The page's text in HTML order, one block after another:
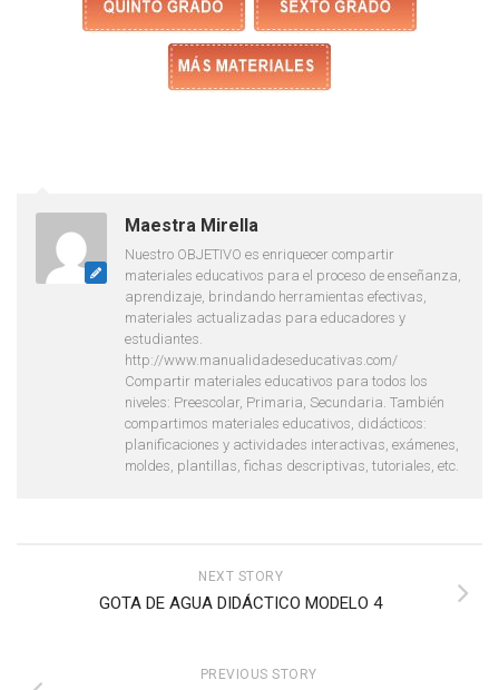
Maestra Mirella
Nuestro OBJETIVO es enriquecer compartir
materiales educativos para el proceso de enseñanza,
aprendizaje, brindando herramientas efectivas,
materiales actualizadas para educadores y
estudiantes.
http://www.manualidadeseducativas.com/
Compartir materiales educativos para todos los
niveles: Preescolar, Primaria, Secundaria. También
compartimos materiales educativos, didácticos:
planificaciones y actividades interactivas, exámenes,
moldes, plantillas, fichas descriptivas, tutoriales, etc.
NEXT STORY
GOTA DE AGUA DIDÁCTICO MODELO 4
PREVIOUS STORY